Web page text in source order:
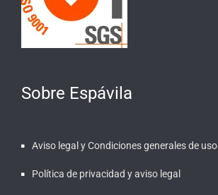
Sobre Espávila
Aviso legal y Condiciones generales de uso
Política de privacidad y aviso legal